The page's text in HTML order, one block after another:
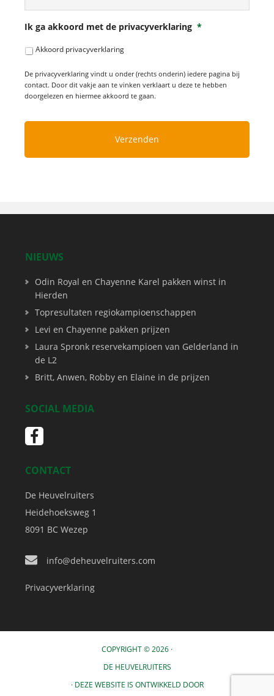
Ik ga akkoord met de privacyverklaring *
Akkoord privacyverklaring
De privacyverklaring vindt u onder (rechts onderin) iedere pagina bij
contact. Door dit vakje aan te vinken verklaart u deze te hebben
doorgelezen en hiermee akkoord te gaan.
NIEUWS
Odin Royal en Chayenne Karel pakken winst in
Hierden
Topresultaten regiokampioenschappen
Levi en Chayenne pakken prijzen
Laura Spronk reservekampioen van Gelderland in
de L2
Britt, Anwen, Robby en Elaine in de prijzen
SOCIAL MEDIA
CONTACT
De Heuvelruiters
Heidehoeksweg 1
8091 BC Wezep
info@deheuvelruiters.com
Privacyverklaring
COPYRIGHT © 2026 ·
DE HEUVELRUITERS
· DEZE WEBSITE IS ONTWIKKELD DOOR